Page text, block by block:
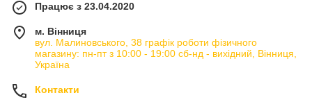
Працює з 23.04.2020
м. Вінниця
вул. Малиновського, 38 графік роботи фізичного
магазину: пн-пт з 10:00 - 19:00 сб-нд - вихідний, Вінниця,
Україна
Контакти